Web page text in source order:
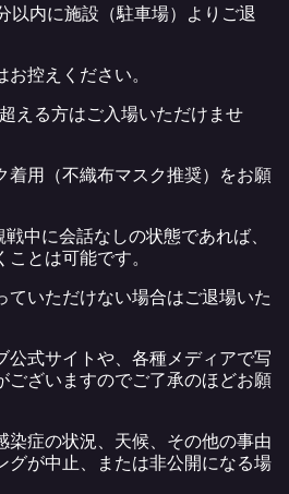
以内に施設（駐車場）よりご退
控えください。
える方はご入場いただけませ
着用（不織布マスク推奨）をお願
中に会話なしの状態であれば、
とは可能です。
ていただけない場合はご退場いた
公式サイトや、各種メディアで写
ございますのでご了承のほどお願
染症の状況、天候、その他の事由
グが中止、または非公開になる場